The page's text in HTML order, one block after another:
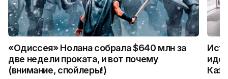
«Одиссея» Нолана собрала $640 млн за
две недели проката, и вот почему
(внимание, спойлеры!)